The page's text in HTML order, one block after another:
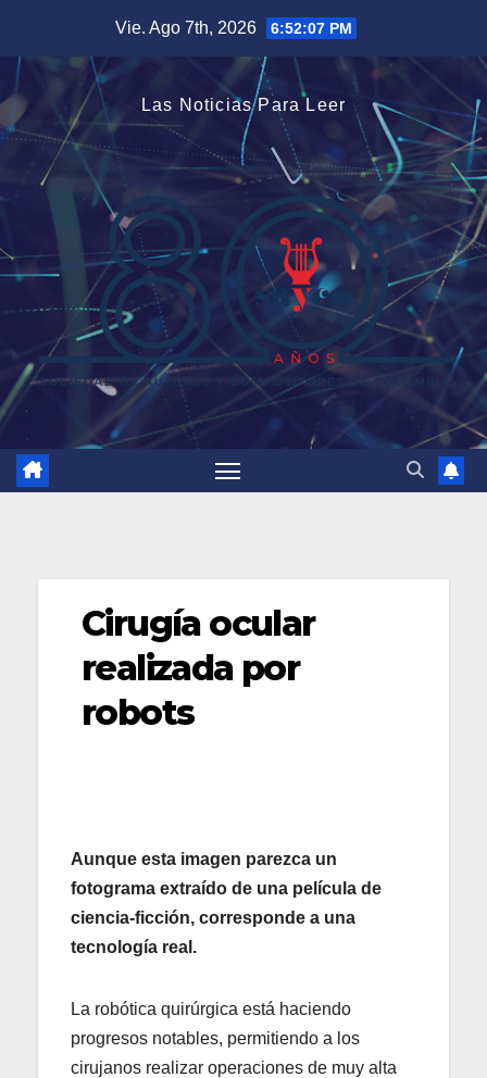
contenido
Vie. Ago 7th, 2026 6:52:08 PM
Las Noticias Para Leer
Cirugía ocular
realizada por
robots
Aunque esta imagen parezca un
fotograma extraído de una película de
ciencia-ficción, corresponde a una
tecnología real.
La robótica quirúrgica está haciendo
progresos notables, permitiendo a los
cirujanos realizar operaciones de muy alta